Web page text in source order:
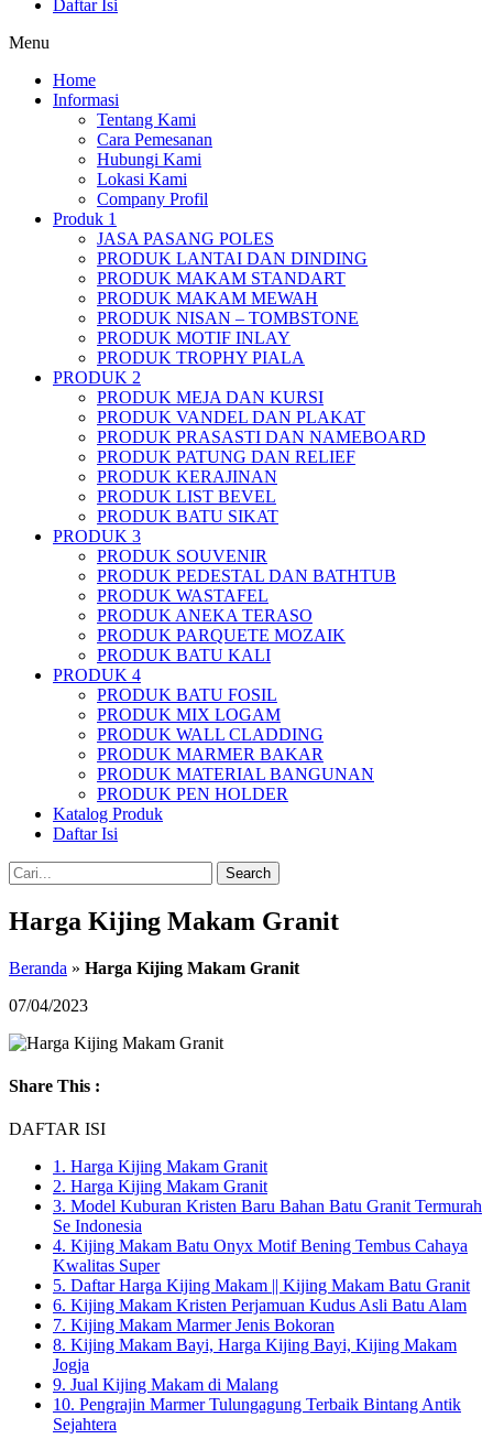
Daftar Isi
Menu
Home
Informasi
Tentang Kami
Cara Pemesanan
Hubungi Kami
Lokasi Kami
Company Profil
Produk 1
JASA PASANG POLES
PRODUK LANTAI DAN DINDING
PRODUK MAKAM STANDART
PRODUK MAKAM MEWAH
PRODUK NISAN – TOMBSTONE
PRODUK MOTIF INLAY
PRODUK TROPHY PIALA
PRODUK 2
PRODUK MEJA DAN KURSI
PRODUK VANDEL DAN PLAKAT
PRODUK PRASASTI DAN NAMEBOARD
PRODUK PATUNG DAN RELIEF
PRODUK KERAJINAN
PRODUK LIST BEVEL
PRODUK BATU SIKAT
PRODUK 3
PRODUK SOUVENIR
PRODUK PEDESTAL DAN BATHTUB
PRODUK WASTAFEL
PRODUK ANEKA TERASO
PRODUK PARQUETE MOZAIK
PRODUK BATU KALI
PRODUK 4
PRODUK BATU FOSIL
PRODUK MIX LOGAM
PRODUK WALL CLADDING
PRODUK MARMER BAKAR
PRODUK MATERIAL BANGUNAN
PRODUK PEN HOLDER
Katalog Produk
Daftar Isi
Search
Harga Kijing Makam Granit
Beranda » Harga Kijing Makam Granit
07/04/2023
Share This :
DAFTAR ISI
1. Harga Kijing Makam Granit
2. Harga Kijing Makam Granit
3. Model Kuburan Kristen Baru Bahan Batu Granit Termurah
Se Indonesia
4. Kijing Makam Batu Onyx Motif Bening Tembus Cahaya
Kwalitas Super
5. Daftar Harga Kijing Makam || Kijing Makam Batu Granit
6. Kijing Makam Kristen Perjamuan Kudus Asli Batu Alam
7. Kijing Makam Marmer Jenis Bokoran
8. Kijing Makam Bayi, Harga Kijing Bayi, Kijing Makam
Jogja
9. Jual Kijing Makam di Malang
10. Pengrajin Marmer Tulungagung Terbaik Bintang Antik
Sejahtera